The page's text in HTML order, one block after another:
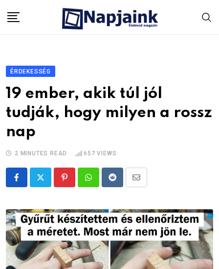
ÉRDEKESSÉG
19 ember, akik túl jól
tudják, hogy milyen a rossz
nap
2 MINUTES READ 657 VIEWS
PinterestWhatsappRedditShare
Email